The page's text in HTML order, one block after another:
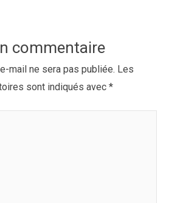
commentaire
mail ne sera pas publiée. Les
sont indiqués avec *